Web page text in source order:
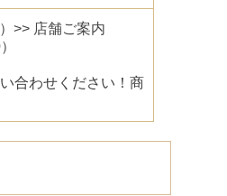
>> 店舗ご案内
合わせください！商